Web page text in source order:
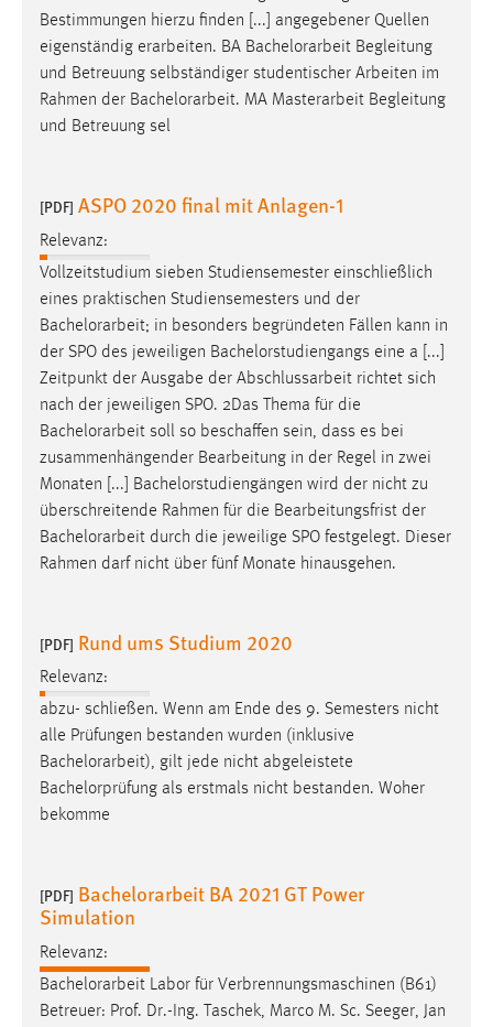
Bestimmungen hierzu finden [...] angegebener Quellen
eigenständig erarbeiten. BA Bachelorarbeit Begleitung
und Betreuung selbständiger studentischer Arbeiten im
Rahmen der Bachelorarbeit. MA Masterarbeit Begleitung
und Betreuung sel
[PDF] ASPO 2020 final mit Anlagen-1
Relevanz:
Vollzeitstudium sieben Studiensemester einschließlich
eines praktischen Studiensemesters und der
Bachelorarbeit; in besonders begründeten Fällen kann in
der SPO des jeweiligen Bachelorstudiengangs eine a [...]
Zeitpunkt der Ausgabe der Abschlussarbeit richtet sich
nach der jeweiligen SPO. 2Das Thema für die
Bachelorarbeit soll so beschaffen sein, dass es bei
zusammenhängender Bearbeitung in der Regel in zwei
Monaten [...] Bachelorstudiengängen wird der nicht zu
überschreitende Rahmen für die Bearbeitungsfrist der
Bachelorarbeit durch die jeweilige SPO festgelegt. Dieser
Rahmen darf nicht über fünf Monate hinausgehen.
[PDF] Rund ums Studium 2020
Relevanz:
abzu- schließen. Wenn am Ende des 9. Semesters nicht
alle Prüfungen bestanden wurden (inklusive
Bachelorarbeit), gilt jede nicht abgeleistete
Bachelorprüfung als erstmals nicht bestanden. Woher
bekomme
[PDF] Bachelorarbeit BA 2021 GT Power
Simulation
Relevanz:
Bachelorarbeit Labor für Verbrennungsmaschinen (B61)
Betreuer: Prof. Dr.-Ing. Taschek, Marco M. Sc. Seeger, Jan
Conversion-Tracking
Cookie Laufzeit:
Name:
Anbieter:
Zweck:
Conversion-Tracking
Cookie Laufzeit:
3 Monate
EXTERNE MEDIEN
Um Inhalte von Videoplattformen und Social Media
Plattformen anzeigen zu können, werden von diesen
YouTube
Vimeo